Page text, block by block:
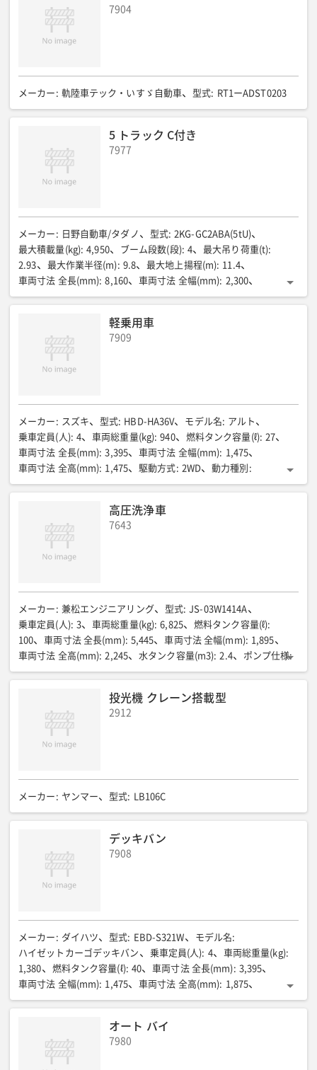
装備品7:
口)
装備品8: 外部電源・DC/ACインバーター 装備品9:
サブバッテリー
装備品10: 折り畳み式サイドテーブル×2個
上部収納ネット(右・3か所/左・2か所)
7904
メーカー : 軌陸車テック・いすゞ自動車 型式: RT1ーADST0203
5 トラック C付き
7977
メーカー : 日野自動車/タダノ 型式: 2KG-GC2ABA(5tU)
最大積載量(kg): 4,950 ブーム段数(段): 4 最大吊り荷重(t):
2.93
最大作業半径(m): 9.8 最大地上揚程(m): 11.4
車両寸法 全長(mm): 8,160 車両寸法 全幅(mm): 2,300
車両寸法 全高(mm): 3,060 荷台寸法 全長(mm): 5,410
10,945 燃料タンク容量(ℓ)
軽乗用車
7909
メーカー : スズキ 型式: HBD-HA36V モデル名: アルト
乗車定員(人): 4 車両総重量(kg): 940 燃料タンク容量(ℓ): 27
車両寸法 全長(mm): 3,395 車両寸法 全幅(mm): 1,475
車両寸法 全高(mm): 1,475 駆動方式: 2WD 動力種別 :
ガソリン車
高圧洗浄車
7643
メーカー : 兼松エンジニアリング 型式:
JS-03W1414A
乗車定員(人): 3 車両総重量(kg): 6,825 燃料タンク容量(ℓ):
100
車両寸法 全長(mm): 5,445 車両寸法 全幅(mm): 1,895
車両寸法 全高(mm): 2,245 水タンク容量(m3): 2.4 ポンプ仕様:
横型3連プランジャー
ポンプ圧力(MPa): 14 ポンプ水量(ℓ/min):
投光機 クレーン搭載型
2912
メーカー : ヤンマー 型式: LB106C
デッキバン
7908
メーカー : ダイハツ 型式: EBD-S321W モデル名:
ハイゼットカーゴデッキバン
乗車定員(人): 4 車両総重量(kg):
1,380
燃料タンク容量(ℓ): 40 車両寸法 全長(mm): 3,395
車両寸法 全幅(mm): 1,475 車両寸法 全高(mm): 1,875
駆動方式: 2WD
オート バイ
7980